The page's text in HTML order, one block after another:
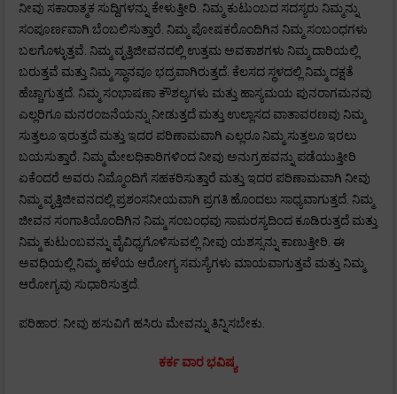
ನೀವು ಸಕಾರಾತ್ಮಕ ಸುದ್ದಿಗಳನ್ನು ಕೇಳುತ್ತೀರಿ. ನಿಮ್ಮ ಕುಟುಂಬದ ಸದಸ್ಯರು ನಿಮ್ಮನ್ನು
ಸಂಪೂರ್ಣವಾಗಿ ಬೆಂಬಲಿಸುತ್ತಾರೆ. ನಿಮ್ಮ ಪೋಷಕರೊಂದಿಗಿನ ನಿಮ್ಮ ಸಂಬಂಧಗಳು
ಬಲಗೊಳ್ಳುತ್ತವೆ. ನಿಮ್ಮ ವೃತ್ತಿಜೀವನದಲ್ಲಿ ಉತ್ತಮ ಅವಕಾಶಗಳು ನಿಮ್ಮ ದಾರಿಯಲ್ಲಿ
ಬರುತ್ತವೆ ಮತ್ತು ನಿಮ್ಮ ಸ್ಥಾನವೂ ಭದ್ರವಾಗಿರುತ್ತದೆ. ಕೆಲಸದ ಸ್ಥಳದಲ್ಲಿ ನಿಮ್ಮ ದಕ್ಷತೆ
ಹೆಚ್ಚಾಗುತ್ತದೆ. ನಿಮ್ಮ ಸಂಭಾಷಣಾ ಕೌಶಲ್ಯಗಳು ಮತ್ತು ಹಾಸ್ಯಮಯ ಪುನರಾಗಮನವು
ಎಲ್ಲರಿಗೂ ಮನರಂಜನೆಯನ್ನು ನೀಡುತ್ತದೆ ಮತ್ತು ಉಲ್ಲಾಸದ ವಾತಾವರಣವು ನಿಮ್ಮ
ಸುತ್ತಲೂ ಇರುತ್ತದೆ ಮತ್ತು ಇದರ ಪರಿಣಾಮವಾಗಿ ಎಲ್ಲರೂ ನಿಮ್ಮ ಸುತ್ತಲೂ ಇರಲು
ಬಯಸುತ್ತಾರೆ. ನಿಮ್ಮ ಮೇಲಧಿಕಾರಿಗಳಿಂದ ನೀವು ಅನುಗ್ರಹವನ್ನು ಪಡೆಯುತ್ತೀರಿ
ಏಕೆಂದರೆ ಅವರು ನಿಮ್ಮೊಂದಿಗೆ ಸಹಕರಿಸುತ್ತಾರೆ ಮತ್ತು ಇದರ ಪರಿಣಾಮವಾಗಿ ನೀವು
ನಿಮ್ಮ ವೃತ್ತಿಜೀವನದಲ್ಲಿ ಪ್ರಶಂಸನೀಯವಾಗಿ ಪ್ರಗತಿ ಹೊಂದಲು ಸಾಧ್ಯವಾಗುತ್ತದೆ. ನಿಮ್ಮ
ಜೀವನ ಸಂಗಾತಿಯೊಂದಿಗಿನ ನಿಮ್ಮ ಸಂಬಂಧವು ಸಾಮರಸ್ಯದಿಂದ ಕೂಡಿರುತ್ತದೆ ಮತ್ತು
ನಿಮ್ಮ ಕುಟುಂಬವನ್ನು ವೈವಿಧ್ಯಗೊಳಿಸುವಲ್ಲಿ ನೀವು ಯಶಸ್ಸನ್ನು ಕಾಣುತ್ತೀರಿ. ಈ
ಅವಧಿಯಲ್ಲಿ ನಿಮ್ಮ ಹಳೆಯ ಆರೋಗ್ಯ ಸಮಸ್ಯೆಗಳು ಮಾಯವಾಗುತ್ತವೆ ಮತ್ತು ನಿಮ್ಮ
ಆರೋಗ್ಯವು ಸುಧಾರಿಸುತ್ತದೆ.
ಪರಿಹಾರ: ನೀವು ಹಸುವಿಗೆ ಹಸಿರು ಮೇವನ್ನು ತಿನ್ನಿಸಬೇಕು.
ಕರ್ಕ ವಾರ ಭವಿಷ್ಯ